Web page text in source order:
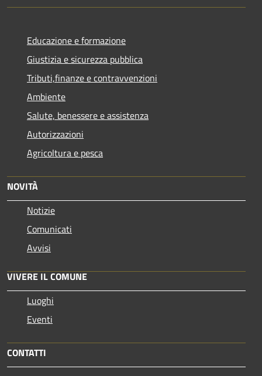
Educazione e formazione
Giustizia e sicurezza pubblica
Tributi,finanze e contravvenzioni
Ambiente
Salute, benessere e assistenza
Autorizzazioni
Agricoltura e pesca
NOVITÀ
Notizie
Comunicati
Avvisi
VIVERE IL COMUNE
Luoghi
Eventi
CONTATTI